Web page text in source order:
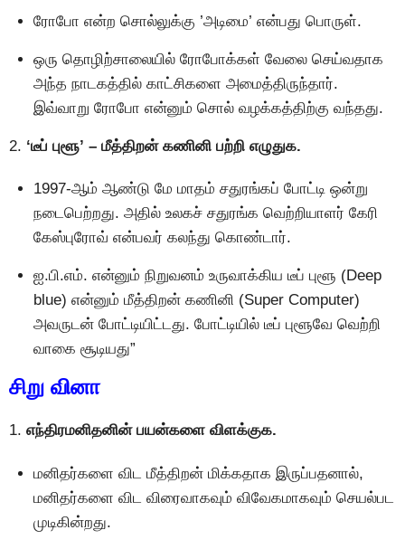
ரோபோ என்ற சொல்லுக்கு ’அடிமை’ என்பது பொருள்.
ஒரு தொழிற்சாலையில் ரோபோக்கள் வேலை செய்வதாக
அந்த நாடகத்தில் காட்சிகளை அமைத்திருந்தார்.
இவ்வாறு ரோபோ என்னும் சொல் வழக்கத்திற்கு வந்தது.
2. ‘டீப் புளூ’ – மீத்திறன் கணினி பற்றி எழுதுக.
1997-ஆம் ஆண்டு மே மாதம் சதுரங்கப் போட்டி ஒன்று
நடைபெற்றது. அதில் உலகச் சதுரங்க வெற்றியாளர் கேரி
கேஸ்புரோவ் என்பவர் கலந்து கொண்டார்.
ஐ.பி.எம். என்னும் நிறுவனம் உருவாக்கிய டீப் புளூ (Deep
blue) என்னும் மீத்திறன் கணினி (Super Computer)
அவருடன் போட்டியிட்டது. போட்டியில் டீப் புளூவே வெற்றி
வாகை சூடியது”
சிறு வினா
1. எந்திரமனிதனின் பயன்களை விளக்குக.
மனிதர்களை விட மீத்திறன் மிக்கதாக இருப்பதனால்,
மனிதர்களை விட விரைவாகவும் விவேகமாகவும் செயல்பட
முடிகின்றது.